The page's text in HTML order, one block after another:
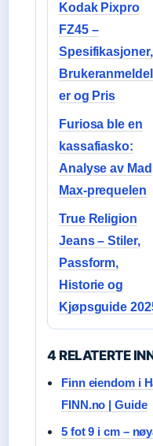
Kodak Pixpro
FZ45 –
Spesifikasjoner,
er og Pris
Furiosa ble en
kassafiasko:
Analyse av Mad
Max-prequelen
True Religion
Jeans – Stiler,
Passform,
Historie og
Kjøpsguide
4 RELATERTE
Finn eiendom i
FINN.no | Guide
5 fot 9 i cm –